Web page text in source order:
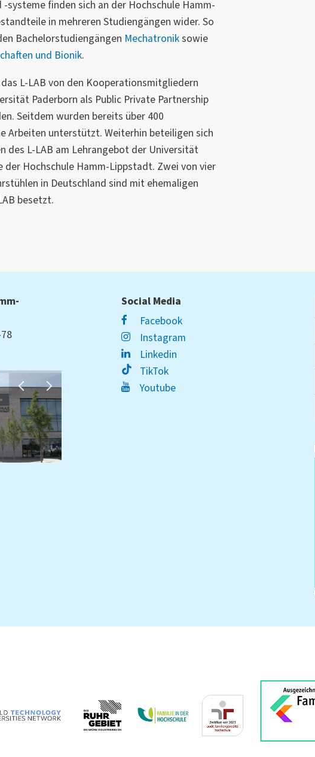
systeme finden sich an der Hochschule Hamm-
in mehreren Studiengängen wider. So
Bachelorstudiengängen Mechatroniksowie
und Bionik.
L-LAB von den Kooperationsmitgliedern
Paderborn als Public Private Partnership
Seitdem wurden bereits über 400
Arbeiten unterstützt. Weiterhin beteiligen sich
des L-LAB am Lehrangebot der Universität
der Hochschule Hamm-Lippstadt. Zwei von vier
in Deutschland sind mit ehemaligen
besetzt.
Social Media
Facebook
Instagram
Linkedin
TikTok
Youtube